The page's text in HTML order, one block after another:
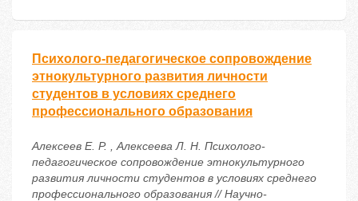
Психолого-педагогическое сопровождение
этнокультурного развития личности
студентов в условиях среднего
профессионального образования
Алексеев Е. Р. , Алексеева Л. Н. Психолого-
педагогическое сопровождение этнокультурного
развития личности студентов в условиях среднего
профессионального образования // Научно-